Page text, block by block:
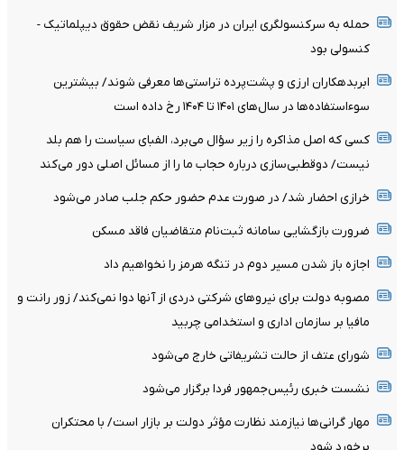
حمله به سرکنسولگری ایران در مزار شریف نقض حقوق دیپلماتیک -
کنسولی بود
ابربدهکاران ارزی و پشت‌پرده تراستی‌ها معرفی شوند/ بیشترین
سوءاستفاده‌ها در سال‌های ۱۴۰۱ تا ۱۴۰۴ رخ داده است
کسی که اصل مذاکره را زیر سؤال می‌برد، الفبای سیاست را هم بلد
نیست/ دوقطبی‌سازی درباره حجاب ما را از مسائل اصلی دور می‌کند
خرازی احضار شد/ در صورت عدم حضور حکم جلب صادر می‌شود
ضرورت بازگشایی سامانه ثبت‌نام متقاضیان فاقد مسکن
اجازه باز شدن مسیر دوم در تنگه هرمز را نخواهیم داد
مصوبه دولت برای نیروهای شرکتی دردی از آنها دوا نمی‌کند/ زور رانت و
مافیا بر سازمان اداری و استخدامی چربید
شورای عتف از حالت تشریفاتی خارج می‌شود
نشست خبری رئیس‌جمهور فردا برگزار می‌شود
مهار گرانی‌ها نیازمند نظارت مؤثر دولت بر بازار است/ با محتکران
برخورد شود